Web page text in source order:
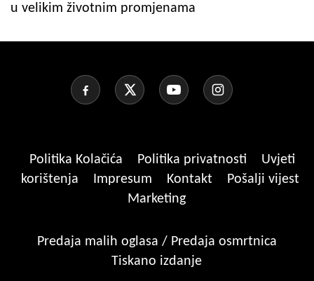
u velikim životnim promjenama
Politika Kolačića Politika privatnosti
Uvjeti
korištenja
Impresum Kontakt
Pošalji vijest
Marketing
Predaja malih oglasa / Predaja osmrtnica
Tiskano izdanje